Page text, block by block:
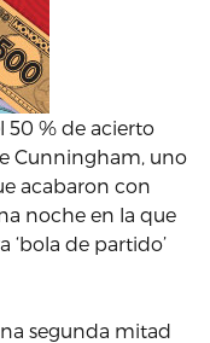
50 % de acierto
Cunningham, uno
acabaron con
noche en la que
‘bola de partido’
segunda mitad